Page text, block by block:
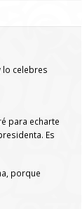
lo celebres
para echarte
Es
porque